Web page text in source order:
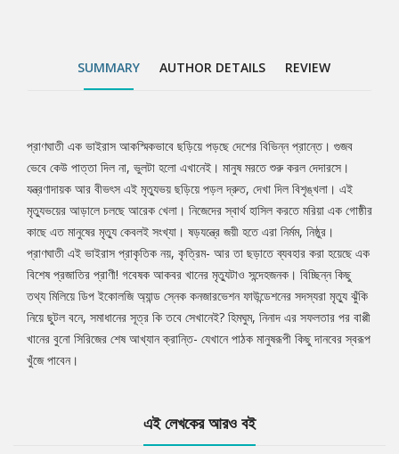
SUMMARY AUTHOR DETAILS REVIEW
Tab
Article
প্রাণঘাতী এক ভাইরাস আকস্মিকভাবে ছড়িয়ে পড়ছে দেশের বিভিন্ন প্রান্তে। গুজব
ভেবে কেউ পাত্তা দিল না, ভুলটা হলো এখানেই। মানুষ মরতে শুরু করল দেদারসে।
যন্ত্রণাদায়ক আর বীভৎস এই মৃত্যুভয় ছড়িয়ে পড়ল দ্রুত, দেখা দিল বিশৃঙ্খলা। এই
মৃত্যুভয়ের আড়ালে চলছে আরেক খেলা। নিজেদের স্বার্থ হাসিল করতে মরিয়া এক গোষ্ঠীর
কাছে এত মানুষের মৃত্যু কেবলই সংখ্যা। ষড়যন্ত্রে জয়ী হতে এরা নির্মম, নিষ্ঠুর।
প্রাণঘাতী এই ভাইরাস প্রাকৃতিক নয়, কৃত্রিম- আর তা ছড়াতে ব্যবহার করা হয়েছে এক
বিশেষ প্রজাতির প্রাণী! গবেষক আকবর খানের মৃত্যুটাও সন্দেহজনক। বিচ্ছিন্ন কিছু
তথ্য মিলিয়ে ডিপ ইকোলজি অ্যান্ড স্নেক কনজারভেশন ফাউন্ডেশনের সদস্যরা মৃত্যু ঝুঁকি
নিয়ে ছুটল বনে, সমাধানের সূত্র কি তবে সেখানেই? হিমঘুম, নিনাদ এর সফলতার পর বাপ্পী
খানের বুনো সিরিজের শেষ আখ্যান ক্রান্তি- যেখানে পাঠক মানুষরূপী কিছু দানবের স্বরূপ
খুঁজে পাবেন।
এই লেখকের আরও বই